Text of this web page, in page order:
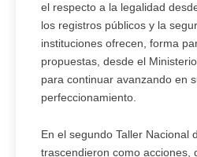
el respecto a la legalidad
los registros públicos y la
instituciones ofrecen, forma
propuestas, desde el
para continuar avanzando en
perfeccionamiento.
En el segundo Taller Nacional
trascendieron como acciones,